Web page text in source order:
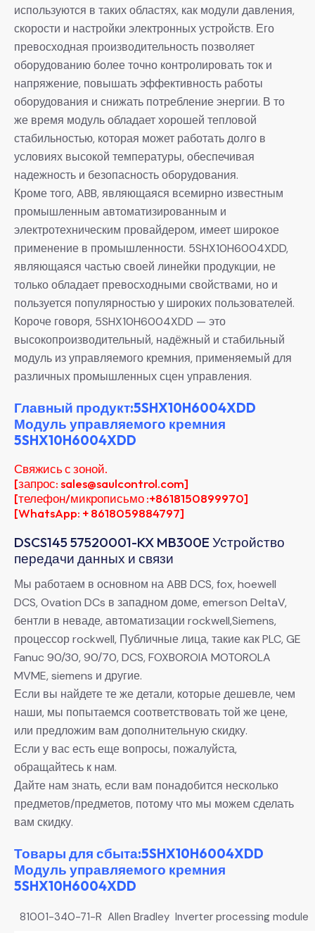
используются в таких областях, как модули давления,
скорости и настройки электронных устройств. Его
превосходная производительность позволяет
оборудованию более точно контролировать ток и
напряжение, повышать эффективность работы
оборудования и снижать потребление энергии. В то
же время модуль обладает хорошей тепловой
стабильностью, которая может работать долго в
условиях высокой температуры, обеспечивая
надежность и безопасность оборудования.
Кроме того, ABB, являющаяся всемирно известным
промышленным автоматизированным и
электротехническим провайдером, имеет широкое
применение в промышленности. 5SHX10H6004XDD,
являющаяся частью своей линейки продукции, не
только обладает превосходными свойствами, но и
пользуется популярностью у широких пользователей.
Короче говоря, 5SHX10H6004XDD — это
высокопроизводительный, надёжный и стабильный
модуль из управляемого кремния, применяемый для
различных промышленных сцен управления.
Главный продукт:5SHX10H6004XDD
Модуль управляемого кремния
5SHX10H6004XDD
Свяжись с зоной.
[запрос: sales@saulcontrol.com]
[телефон/микрописьмо :+8618150899970]
[WhatsApp: + 8618059884797]
DSCS145 57520001-KX MB300E Устройство
передачи данных и связи
Мы работаем в основном на ABB DCS, fox, hoewell
DCS, Ovation DCs в западном доме, emerson DeltaV,
бентли в неваде, автоматизации rockwell,Siemens,
процессор rockwell, Публичные лица, такие как PLC, GE
Fanuc 90/30, 90/70, DCS, FOXBOROIA MOTOROLA
MVME, siemens и другие.
Если вы найдете те же детали, которые дешевле, чем
наши, мы попытаемся соответствовать той же цене,
или предложим вам дополнительную скидку.
Если у вас есть еще вопросы, пожалуйста,
обращайтесь к нам.
Дайте нам знать, если вам понадобится несколько
предметов/предметов, потому что мы можем сделать
вам скидку.
Товары для сбыта:5SHX10H6004XDD
Модуль управляемого кремния
5SHX10H6004XDD
81001-340-71-R Allen Bradley Inverter processing module